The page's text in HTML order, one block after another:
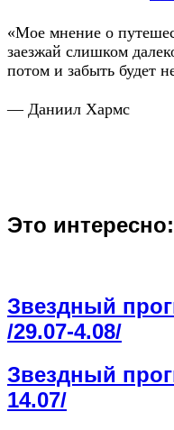
«Мое мнение о
заезжай слишком
потом и забыть будет
— Даниил Хармс
Это интересно:
Звездный
/29.07-4.08/
Звездный
14.07/